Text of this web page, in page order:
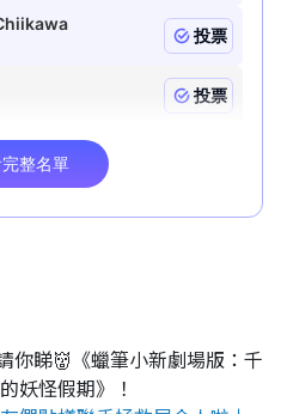
你睇👹《蠟筆小新劇場版：千
妖怪假期》！